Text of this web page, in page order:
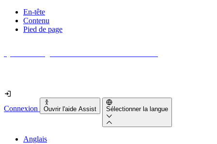
En-tête
Contenu
Pied de page
Connexion Ouvrir l'aide Assist Sélectionner la langue
Anglais